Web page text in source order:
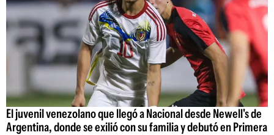
El juvenil venezolano que llegó a Nacional desde Newell's de
Argentina, donde se exilió con su familia y debutó en Primera